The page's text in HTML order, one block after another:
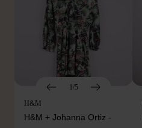
1/5
H&M
H&M + Johanna Ortiz -